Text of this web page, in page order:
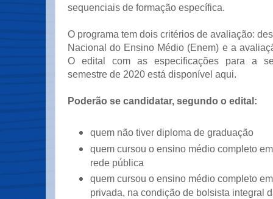
sequenciais de formação específica.
O programa tem dois critérios de avaliação:
Nacional do Ensino Médio (Enem) e a
O edital com as especificações para a
semestre de 2020 está disponível aqui.
Poderão se candidatar, segundo o edital:
quem não tiver diploma de graduação
quem cursou o ensino médio completo
rede pública
quem cursou o ensino médio completo
privada, na condição de bolsista integral